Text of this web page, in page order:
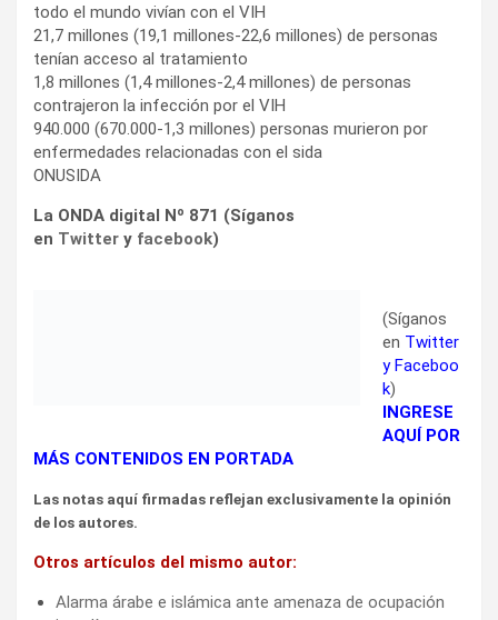
todo el mundo vivían con el VIH
21,7 millones (19,1 millones-22,6 millones) de personas
tenían acceso al tratamiento
1,8 millones (1,4 millones-2,4 millones) de personas
contrajeron la infección por el VIH
940.000 (670.000-1,3 millones) personas murieron por
enfermedades relacionadas con el sida
ONUSIDA
La ONDA digital Nº 871 (Síganos
en Twitter y facebook)
(Síganos
INGRESE AQUÍ POR MÁS CONTENIDOS EN PORTADA
Las notas aquí firmadas reflejan exclusivamente la opinión
Otros artículos del mismo autor:
Alarma árabe e islámica ante amenaza de ocupación
israelí
Duro enfrentamiento diplomático entre EEUU. y Francia
El apoyo a Netanyahu es política de Estado en EEUU